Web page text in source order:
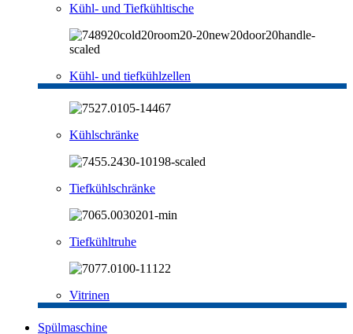
Kühl- und Tiefkühltische
Kühl- und tiefkühlzellen
Kühlschränke
Tiefkühlschränke
Tiefkühltruhe
Vitrinen
Spülmaschine